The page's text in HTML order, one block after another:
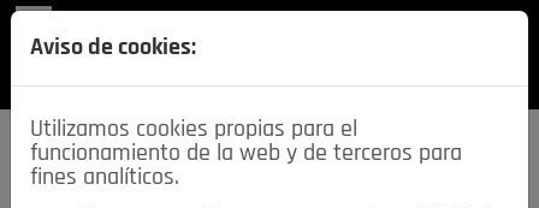
SECCIONES
Aviso de cookies:
Utilizamos cookies propias para el
funcionamiento de la web y de terceros para
fines analíticos.